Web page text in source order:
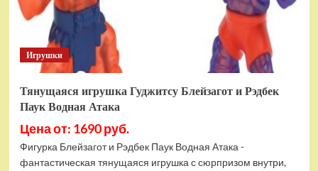
Игрушки
Тянущаяся игрушка Гуджитсу Блейзагот и Рэдбек
Паук Водная Атака
Цена от: 1690 руб.
Фигурка Блейзагот и Рэдбек Паук Водная Атака -
фантастическая тянущаяся игрушка с сюрпризом внутри,